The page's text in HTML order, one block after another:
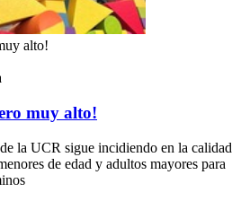
alto!
muy alto!
la UCR sigue incidiendo en la calidad
de edad y adultos mayores para